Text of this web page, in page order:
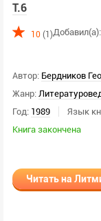
Т.6
10 (1)Добавил(а):
Автор: Бердников
Жанр:
Год: 1989 Язык
Книга закончена
Читать на